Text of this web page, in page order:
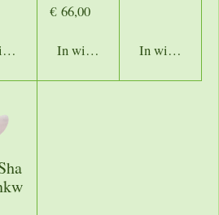
€ 66,00
In winkelwagenIn